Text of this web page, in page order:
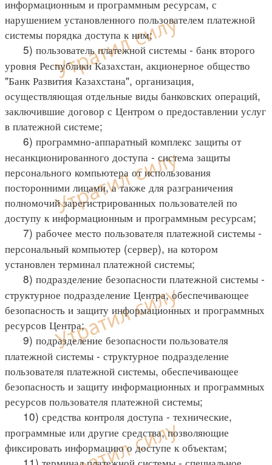
информационным и программным ресурсам, с
нарушением установленного пользователем платежной
системы порядка доступа к ним;
5) пользователь платежной системы - банк второго
уровня Республики Казахстан, акционерное общество
"Банк Развития Казахстана", организация,
осуществляющая отдельные виды банковских операций,
заключившие договор с Центром о предоставлении услуг
в платежной системе;
6) программно-аппаратный комплекс защиты от
несанкционированного доступа - система защиты
персонального компьютера от использования
посторонними лицами, а также для разграничения
полномочий зарегистрированных пользователей по
доступу к информационным и программным ресурсам;
7) рабочее место пользователя платежной системы -
персональный компьютер (сервер), на котором
установлен терминал платежной системы;
8) подразделение безопасности платежной системы -
структурное подразделение Центра, обеспечивающее
безопасность и защиту информационных и программных
ресурсов Центра;
9) подразделение безопасности пользователя
платежной системы - структурное подразделение
пользователя платежной системы, обеспечивающее
безопасность и защиту информационных и программных
ресурсов пользователя платежной системы;
10) средства контроля доступа - технические,
программные или другие средства, позволяющие
фиксировать информацию о доступе к объектам;